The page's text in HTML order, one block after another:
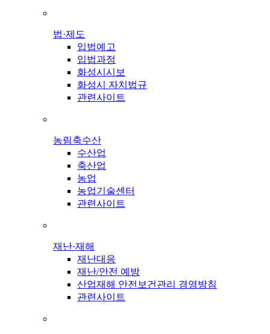
법·제도
입법예고
입법과정
화성시시보
화성시 자치법규
관련사이트
농림축수산
수산업
축산업
농업
농업기술센터
관련사이트
재난·재해
재난대응
재난/안전 예방
산업재해 안전보건관리 경영방침
관련사이트